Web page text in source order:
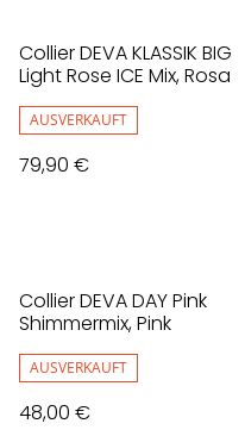
Collier DEVA KLASSIK BIG
Light Rose ICE Mix, Rosa
AUSVERKAUFT
79,90 €
Collier DEVA DAY Pink
Shimmermix, Pink
AUSVERKAUFT
48,00 €